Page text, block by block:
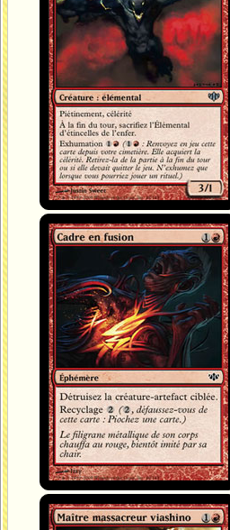
Cadre en fusion
Maître massacreur viashino